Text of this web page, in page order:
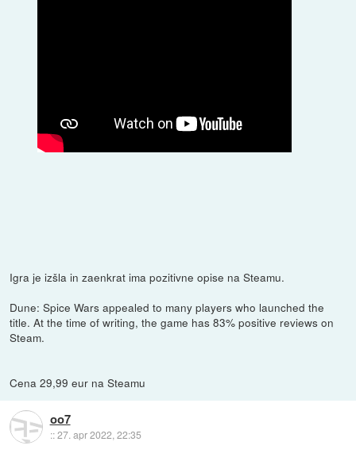
Igra je izšla in zaenkrat ima pozitivne opise na Steamu.
Dune: Spice Wars appealed to many players who launched the
title. At the time of writing, the game has 83% positive reviews on
Steam.
Cena 29,99 eur na Steamu
oo7
::27. apr 2022, 22:35